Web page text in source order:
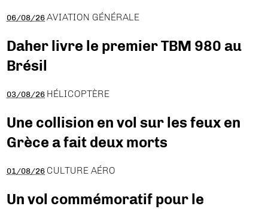
06/08/26 AVIATION GÉNÉRALE
Daher livre le premier TBM 980 au
Brésil
03/08/26 HÉLICOPTÈRE
Une collision en vol sur les feux en
Grèce a fait deux morts
01/08/26 CULTURE AÉRO
Un vol commémoratif pour le